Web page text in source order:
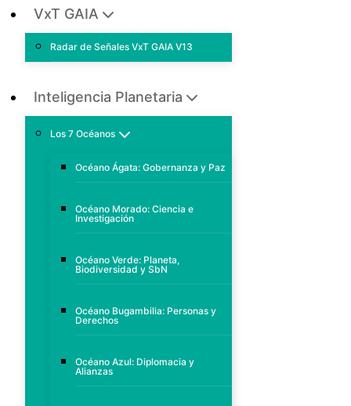
VxT GAIA
Radar de Señales VxT GAIA V13
Inteligencia Planetaria
Los 7 Océanos
Océano Ágata: Gobernanza y Paz
Océano Morado: Ciencia e
Investigación
Océano Verde: Planeta,
Biodiversidad y SbN
Océano Bugambilia: Personas y
Derechos
Océano Azul: Diplomacia y
Alianzas